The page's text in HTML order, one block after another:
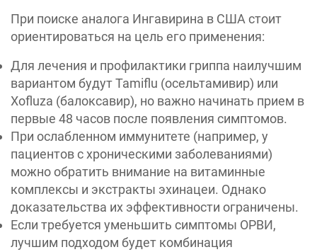
При поиске аналога Ингавирина в США стоит
ориентироваться на цель его применения:
Для лечения и профилактики гриппа наилучшим
вариантом будут Tamiflu (осельтамивир) или
Xofluza (балоксавир), но важно начинать прием в
первые 48 часов после появления симптомов.
При ослабленном иммунитете (например, у
пациентов с хроническими заболеваниями)
можно обратить внимание на витаминные
комплексы и экстракты эхинацеи. Однако
доказательства их эффективности ограничены.
Если требуется уменьшить симптомы ОРВИ,
лучшим подходом будет комбинация